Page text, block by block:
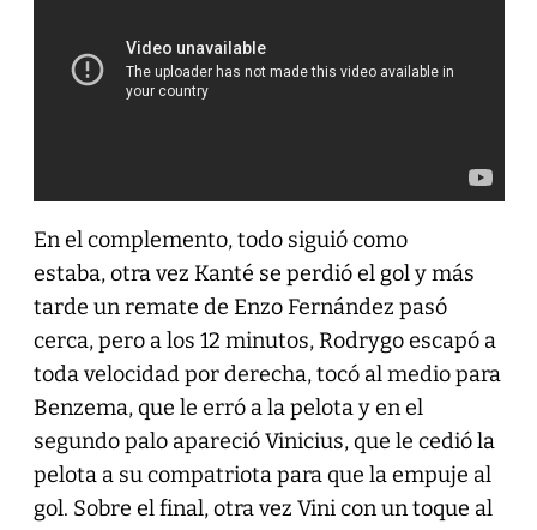
En el complemento, todo siguió como
estaba, otra vez Kanté se perdió el gol y más
tarde un remate de Enzo Fernández pasó
cerca, pero a los 12 minutos, Rodrygo escapó a
toda velocidad por derecha, tocó al medio para
Benzema, que le erró a la pelota y en el
segundo palo apareció Vinicius, que le cedió la
pelota a su compatriota para que la empuje al
gol. Sobre el final, otra vez Vini con un toque al